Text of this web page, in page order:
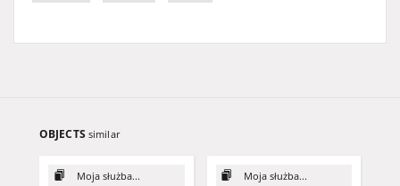
OBJECTS similar
Moja służba... Moja służba...